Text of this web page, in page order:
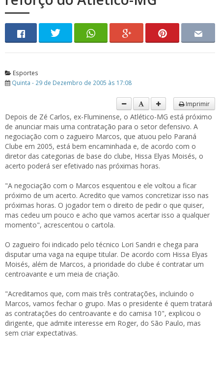
Esportes
Quinta - 29 de Dezembro de 2005 às 17:08
Imprimir
Depois de Zé Carlos, ex-Fluminense, o Atlético-MG está próximo
de anunciar mais uma contratação para o setor defensivo. A
negociação com o zagueiro Marcos, que atuou pelo Paraná
Clube em 2005, está bem encaminhada e, de acordo com o
diretor das categorias de base do clube, Hissa Elyas Moisés, o
acerto poderá ser efetivado nas próximas horas.
"A negociação com o Marcos esquentou e ele voltou a ficar
próximo de um acerto. Acredito que vamos concretizar isso nas
próximas horas. O jogador tem o direito de pedir o que quiser,
mas cedeu um pouco e acho que vamos acertar isso a qualquer
momento", acrescentou o cartola.
O zagueiro foi indicado pelo técnico Lori Sandri e chega para
disputar uma vaga na equipe titular. De acordo com Hissa Elyas
Moisés, além de Marcos, a prioridade do clube é contratar um
centroavante e um meia de criação.
"Acreditamos que, com mais três contratações, incluindo o
Marcos, vamos fechar o grupo. Mas o presidente é quem tratará
as contratações do centroavante e do camisa 10", explicou o
dirigente, que admite interesse em Roger, do São Paulo, mas
sem criar expectativas.